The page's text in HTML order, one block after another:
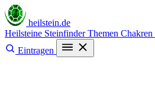
heilstein.de
Heilsteine SteinfinderThemen Chakren
Eintragen